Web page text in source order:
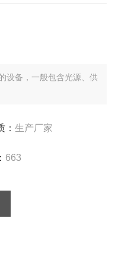
设备，一般包含光源、供
： 生产厂家
663